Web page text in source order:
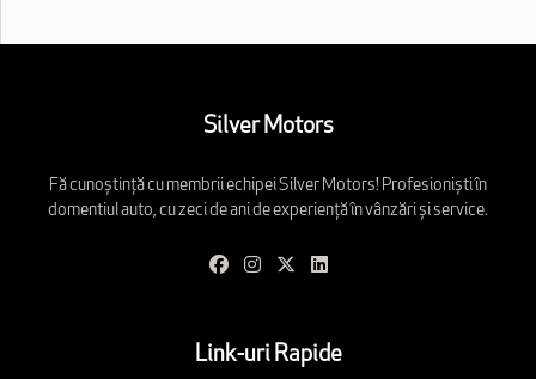
Silver Motors
Fă cunoștință cu membrii echipei Silver Motors! Profesioniști în
domentiul auto, cu zeci de ani de experiență în vânzări și service.
Link-uri Rapide